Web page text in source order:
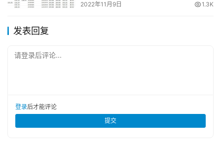
2022年11月9日 1.3K
发表回复
请登录后评论...
登录后才能评论
提交